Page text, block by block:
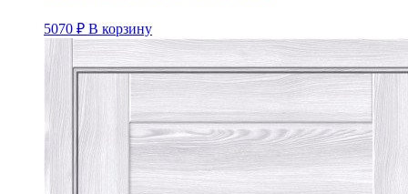
5070 ₽ В корзину